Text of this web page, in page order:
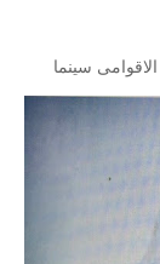
سینما